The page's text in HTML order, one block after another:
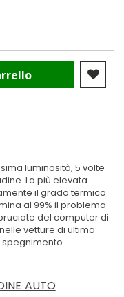
luminosità, 5 volte
La più elevata
il grado termico
al 99% il problema
del computer di
vetture di ultima
AUTO